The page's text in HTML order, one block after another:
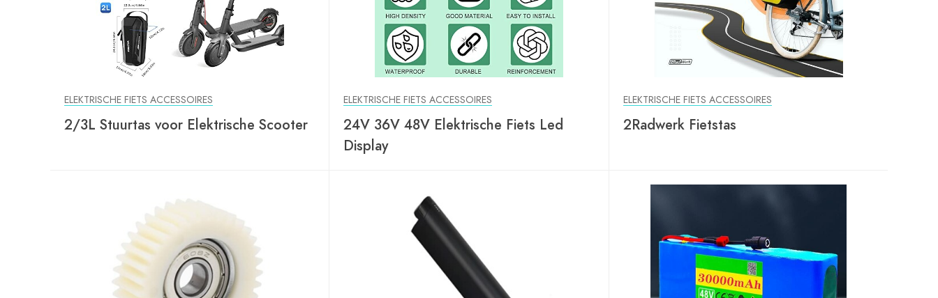
ELEKTRISCHE FIETS ACCESSOIRES
2/3L Stuurtas voor Elektrische Scooter
ELEKTRISCHE FIETS ACCESSOIRES
24V 36V 48V Elektrische Fiets Led
Display
ELEKTRISCHE FIETS ACCESSOIRES
2Radwerk Fietstas